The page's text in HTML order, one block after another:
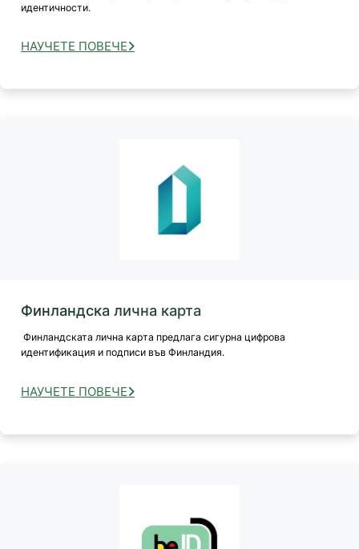
идентичности.
НАУЧЕТЕ ПОВЕЧЕ
Финландска лична карта
Финландската лична карта предлага сигурна цифрова
идентификация и подписи във Финландия.
НАУЧЕТЕ ПОВЕЧЕ